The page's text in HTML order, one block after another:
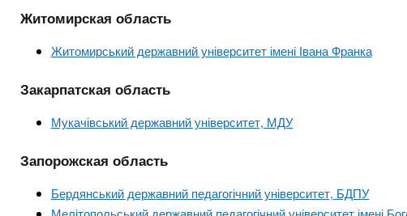
Житомирская область
Житомирський державний університет імені Івана Франка
Закарпатская область
Мукачівський державний університет, МДУ
Запорожская область
Бердянський державний педагогічний університет, БДПУ